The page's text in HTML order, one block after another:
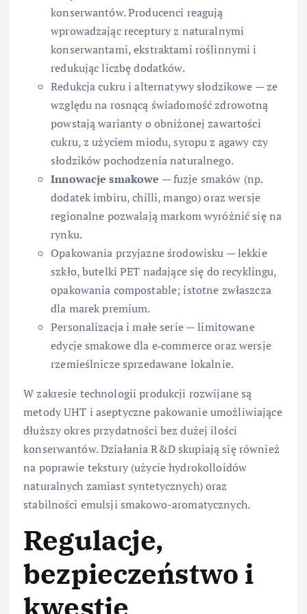
konserwantów. Producenci reagują
wprowadzając receptury z naturalnymi
konserwantami, ekstraktami roślinnymi i
redukując liczbę dodatków.
Redukcja cukru i alternatywy słodzikowe — ze
względu na rosnącą świadomość zdrowotną
powstają warianty o obniżonej zawartości
cukru, z użyciem miodu, syropu z agawy czy
słodzików pochodzenia naturalnego.
Innowacje smakowe — fuzje smaków (np.
dodatek imbiru, chilli, mango) oraz wersje
regionalne pozwalają markom wyróżnić się na
rynku.
Opakowania przyjazne środowisku — lekkie
szkło, butelki PET nadające się do recyklingu,
opakowania compostable; istotne zwłaszcza
dla marek premium.
Personalizacja i małe serie — limitowane
edycje smakowe dla e‑commerce oraz wersje
rzemieślnicze sprzedawane lokalnie.
W zakresie technologii produkcji rozwijane są
metody UHT i aseptyczne pakowanie umożliwiające
dłuższy okres przydatności bez dużej ilości
konserwantów. Działania R&D skupiają się również
na poprawie tekstury (użycie hydrokolloidów
naturalnych zamiast syntetycznych) oraz
stabilności emulsji smakowo-aromatycznych.
Regulacje,
bezpieczeństwo i